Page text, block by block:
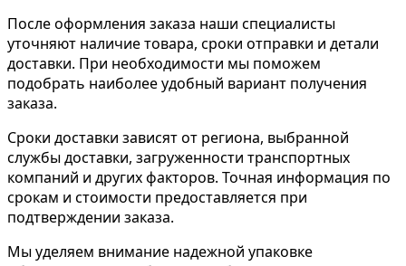
После оформления заказа наши специалисты
уточняют наличие товара, сроки отправки и детали
доставки. При необходимости мы поможем
подобрать наиболее удобный вариант получения
заказа.
Сроки доставки зависят от региона, выбранной
службы доставки, загруженности транспортных
компаний и других факторов. Точная информация по
срокам и стоимости предоставляется при
подтверждении заказа.
Мы уделяем внимание надежной упаковке